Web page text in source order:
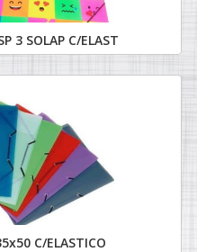
3 SOLAP C/ELAST
C/ELASTICO